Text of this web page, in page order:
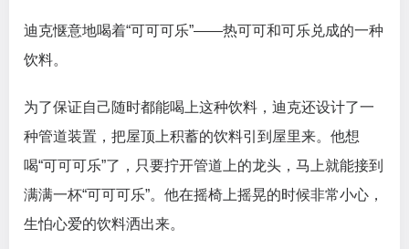
迪克惬意地喝着“可可可乐”——热可可和可乐兑成的一种
饮料。
为了保证自己随时都能喝上这种饮料，迪克还设计了一
种管道装置，把屋顶上积蓄的饮料引到屋里来。他想
喝“可可可乐”了，只要拧开管道上的龙头，马上就能接到
满满一杯“可可可乐”。他在摇椅上摇晃的时候非常小心，
生怕心爱的饮料洒出来。